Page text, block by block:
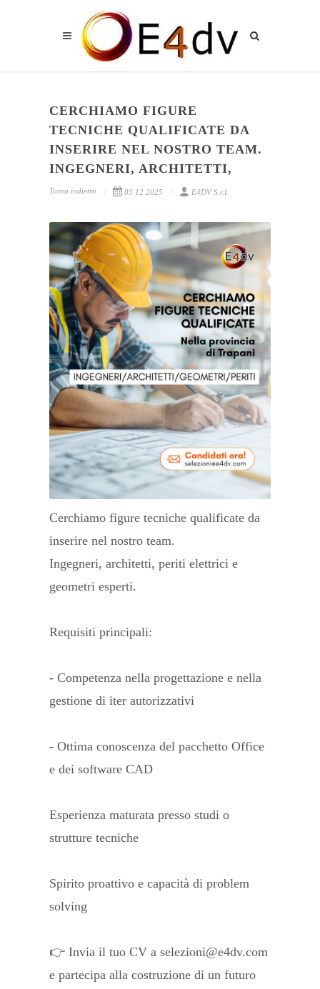
CERCHIAMO FIGURE
TECNICHE QUALIFICATE DA
INSERIRE NEL NOSTRO TEAM.
INGEGNERI, ARCHITETTI,
Torna indietro 03 12 2025 E4DV S.r.l.
Cerchiamo figure tecniche qualificate da
inserire nel nostro team.
Ingegneri, architetti, periti elettrici e
geometri esperti.
Requisiti principali:
- Competenza nella progettazione e nella
gestione di iter autorizzativi
- Ottima conoscenza del pacchetto Office
e dei software CAD
Esperienza maturata presso studi o
strutture tecniche
Spirito proattivo e capacità di problem
solving
👉 Invia il tuo CV a selezioni@e4dv.com
e partecipa alla costruzione di un futuro